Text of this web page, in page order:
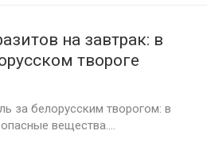
на завтрак: в
твороге
за белорусским творогом: в
вещества....